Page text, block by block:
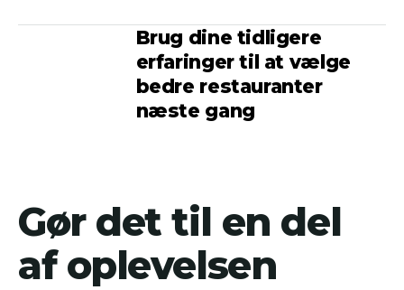
Brug dine tidligere
erfaringer til at vælge
bedre restauranter
næste gang
Gør det til en del
af oplevelsen